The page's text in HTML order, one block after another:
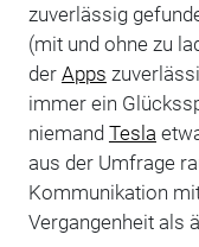
zuverlässig
(mit und ohne zu
der Apps
immer ein
niemand Tesla
aus der Umfrage
Kommunikation
Vergangenheit als